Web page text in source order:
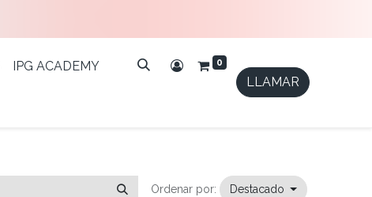
IPG ACADEMY 0
LLAMAR
Ordenar por: Destacado